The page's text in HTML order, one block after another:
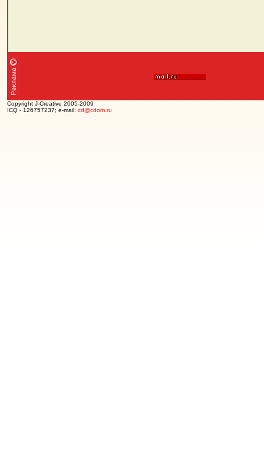
Copyright J-Creative 2005-2009
ICQ - 126757237; e-mail: cd@cdom.ru